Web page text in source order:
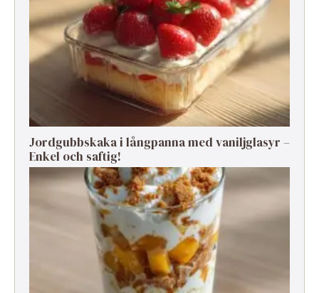
Jordgubbskaka i långpanna med vaniljglasyr –
Enkel och saftig!